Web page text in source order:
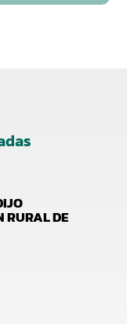
RURAL DE